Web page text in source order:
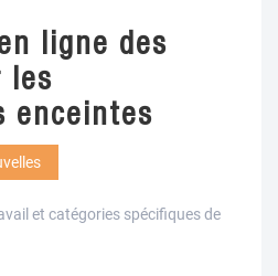
ligne des
les
enceintes
et catégories spécifiques de